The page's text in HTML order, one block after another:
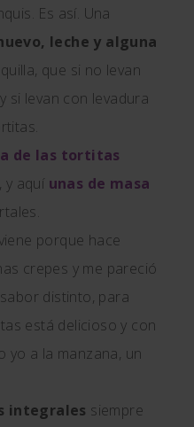
Es así. Una
leche y alguna
que si no levan
si levan con levadura
de las tortitas
y aquí unas de masa
porque hace
crepes y me pareció
distinto, para
está delicioso y con
yo a la manzana, un
integrales siempre